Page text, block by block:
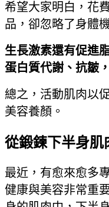
希望大家明白，花
品，卻忽略了身體
生長激素還有促進
蛋白質代謝、抗皺
總之，活動肌肉以
美容養顏。
從鍛鍊下半身
最近，有愈來愈多
健康與美容非常重